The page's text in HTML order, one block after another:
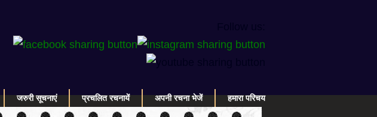
जरुरी सूचनाएं प्रचलित रचनायें अपनी रचना भेजें हमारा परिचय